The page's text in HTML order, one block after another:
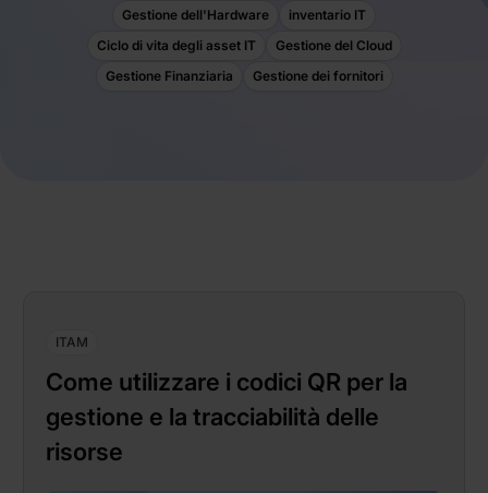
Gestione dell'Hardware
inventario IT
Ciclo di vita degli asset IT
Gestione del Cloud
Gestione Finanziaria
Gestione dei fornitori
ITAM
Come utilizzare i codici QR per la
gestione e la tracciabilità delle
risorse